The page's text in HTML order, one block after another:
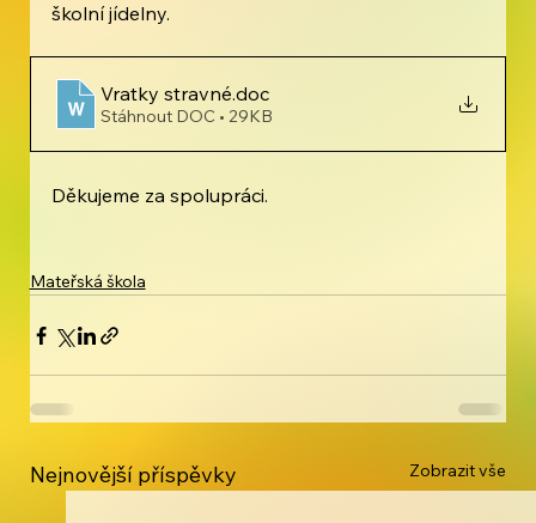
školní jídelny.
Vratky stravné.doc
Stáhnout DOC • 29KB
Děkujeme za spolupráci.
Mateřská škola
Nejnovější příspěvky Zobrazit vše